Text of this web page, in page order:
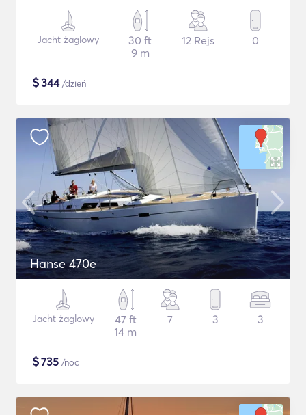
Jacht żaglowy
30 ft
9 m
12 Rejs 0
$344/dzień
Hanse 470e
Jacht żaglowy
47 ft
14 m
7 3 3
$735 /noc